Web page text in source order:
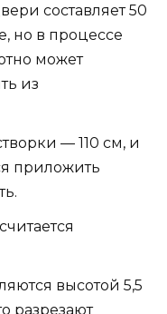
составляет 50
но в процессе
может
из
— 110 см, и
приложить
высотой 5,5
разрезают